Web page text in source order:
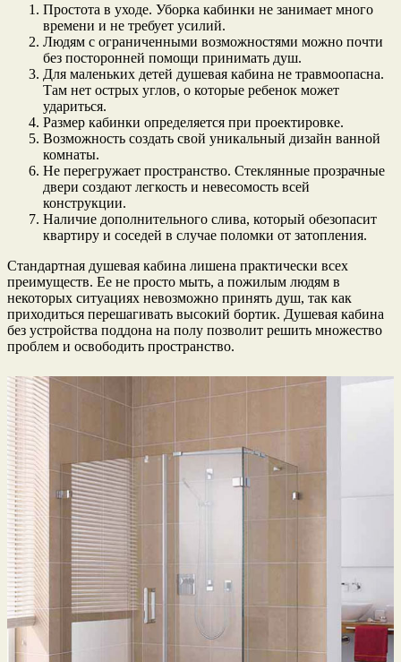
Простота в уходе. Уборка кабинки не занимает много
времени и не требует усилий.
Людям с ограниченными возможностями можно почти
без посторонней помощи принимать душ.
Для маленьких детей душевая кабина не травмоопасна.
Там нет острых углов, о которые ребенок может
удариться.
Размер кабинки определяется при проектировке.
Возможность создать свой уникальный дизайн ванной
комнаты.
Не перегружает пространство. Стеклянные прозрачные
двери создают легкость и невесомость всей
конструкции.
Наличие дополнительного слива, который обезопасит
квартиру и соседей в случае поломки от затопления.
Стандартная душевая кабина лишена практически всех
преимуществ. Ее не просто мыть, а пожилым людям в
некоторых ситуациях невозможно принять душ, так как
приходиться перешагивать высокий бортик. Душевая кабина
без устройства поддона на полу позволит решить множество
проблем и освободить пространство.